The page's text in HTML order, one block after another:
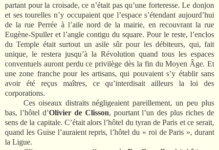
partant pour la croisade, ce n’était pas qu’une forteresse. Le donjon
et ses tourelles n’y occupaient que l’espace s’étendant aujourd’hui
de la rue Perrée à l’aile nord de la mairie, en recouvrant la rue
Eugène-Spuller et l’angle contigu du square. Pour le reste, l’enclos
du Temple était surtout un asile sûr pour les débiteurs, qui, fait
unique, le restera jusqu’à la Révolution quand tous les espaces
conventuels auront perdu ce privilège dès la fin du Moyen Âge. Et
une zone franche pour les artisans, qui pouvaient s’y établir sans
avoir été reçus maîtres, ce qu’interdisait ailleurs la loi des
corporations.
Ces oiseaux distraits négligeaient pareillement, un peu plus
bas, l’hôtel d’Olivier de Clisson, pourtant l’un des plus riches de
sens de la capitale. C’était alors l’hôtel du tyran de Paris et ce serait,
quand les Guise l’auraient repris, l’hôtel du « roi de Paris », durant
la Ligue.